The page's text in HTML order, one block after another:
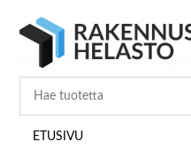
pääsisältöön
ensisijaiseen
alatunnisteeseen
ETUSIVU